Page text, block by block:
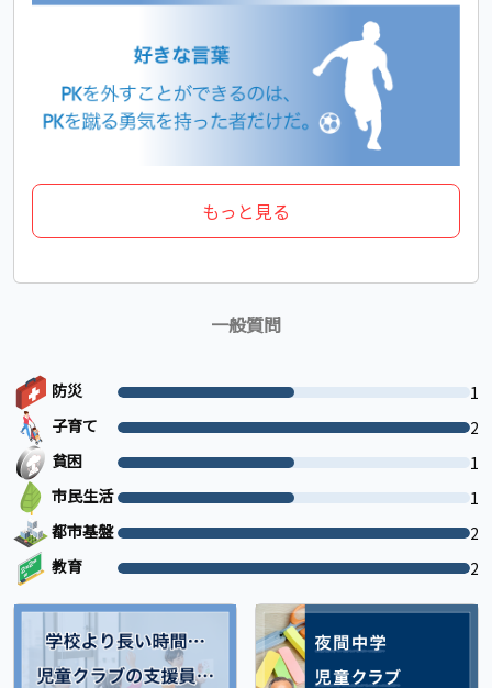
もっと見る
一般質問
防災
1
子育て
2
貧困
1
市民生活
1
都市基盤
2
教育
2